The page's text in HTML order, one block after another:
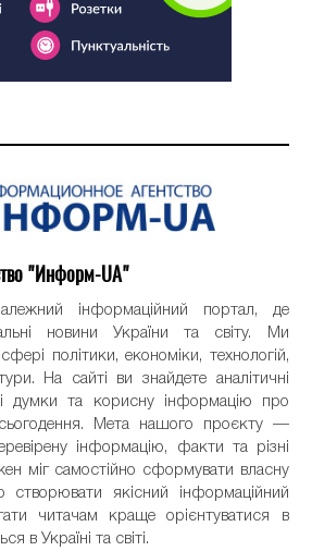
"Информ-UA"
інформаційний портал, де
новини України та світу. Ми
політики, економіки, технологій,
На сайті ви знайдете аналітичні
думки та корисну інформацію про
сьогодення. Мета нашого проєкту —
інформацію, факти та різні
міг самостійно сформувати власну
якісний інформаційний
читачам краще орієнтуватися в
в Україні та світі.